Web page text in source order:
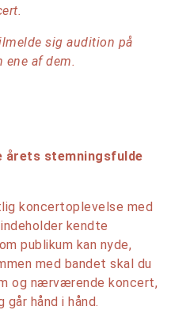
sig audition på
ene af dem.
årets stemningsfulde
koncertoplevelse med
kendte
publikum kan nyde,
med bandet skal du
og nærværende koncert,
hånd i hånd.